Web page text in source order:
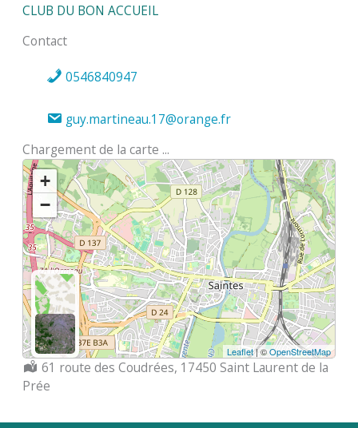
CLUB DU BON ACCUEIL
Contact
0546840947
guy.martineau.17@orange.fr
Chargement de la carte ...
+
−
Leaflet| ©OpenStreetMap
Localisation :
61 route des Coudrées, 17450 Saint Laurent de la
Prée